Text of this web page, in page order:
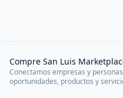
Compre San Luis
Conectamos empresas y
oportunidades, productos y